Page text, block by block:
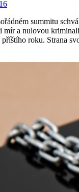
summitu
mír a nulovou
roku. Strana